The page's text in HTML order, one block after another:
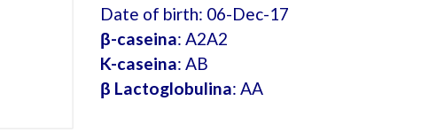
Date of birth: 06-Dec-17
β-caseina: A2A2
K-caseina: AB
β Lactoglobulina: AA